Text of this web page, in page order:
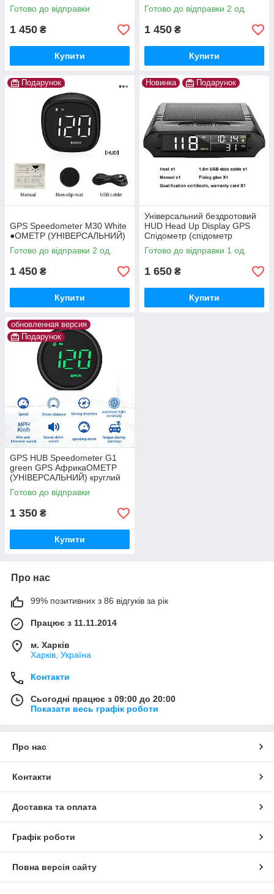
Готово до відправки
1 450 ₴
Купити
Готово до відправки 2 од.
1 450 ₴
Купити
Подарунок
GPS Speedometer M30 White
●ОМЕТР (УНІВЕРСАЛЬНИЙ)
Готово до відправки 2 од.
1 450 ₴
Купити
Новинка Подарунок
Універсальний бездротовий
HUD Head Up Display GPS
Спідометр (спідометр
годинник термометр і ін )
Готово до відправки 1 од.
1 650 ₴
Купити
обновленная версия
Подарунок
GPS HUB Speedometer G1
green GPS АфрикаОМЕТР
(УНІВЕРСАЛЬНИЙ) круглий
дизайн
Готово до відправки
1 350 ₴
Купити
Про нас
99% позитивних з 86 відгуків за рік
Працює з 11.11.2014
м. Харків
Харків, Україна
Контакти
Сьогодні працює з 09:00 до 20:00
Показати весь графік роботи
Про нас
Контакти
Доставка та оплата
Графік роботи
Повна версія сайту